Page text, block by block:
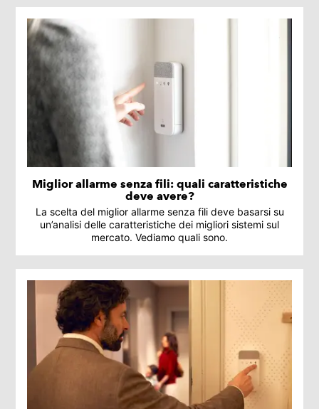
Miglior allarme senza fili: quali caratteristiche
deve avere?
La scelta del miglior allarme senza fili deve basarsi su
un’analisi delle caratteristiche dei migliori sistemi sul
mercato. Vediamo quali sono.